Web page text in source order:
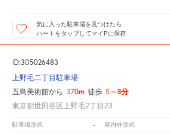
気に入った駐車場を見つけたら
ハートをタップしてマイPに保存
ID:305026483
上野毛二丁目駐車場
五島美術館から 370m 徒歩 5～8分
東京都世田谷区上野毛2丁目23
駐車場形式 - 屋内外形式